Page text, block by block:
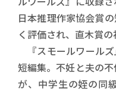
日本推理作家協会賞
く評価され、直木賞の
『スモールワール
短編集。不妊と夫の
が、中学生の姪の同